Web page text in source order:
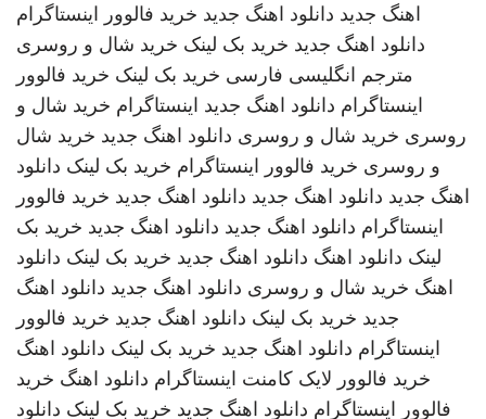
اهنگ جدید دانلود اهنگ جدید خرید فالوور اینستاگرام
دانلود اهنگ جدید خرید بک لینک خرید شال و روسری
مترجم انگلیسی فارسی خرید بک لینک خرید فالوور
اینستاگرام دانلود اهنگ جدید اینستاگرام خرید شال و
روسری خرید شال و روسری دانلود اهنگ جدید خرید شال
و روسری خرید فالوور اینستاگرام خرید بک لینک دانلود
اهنگ جدید دانلود اهنگ جدید دانلود اهنگ جدید خرید فالوور
اینستاگرام دانلود اهنگ جدید دانلود اهنگ جدید خرید بک
لینک دانلود اهنگ دانلود اهنگ جدید خرید بک لینک دانلود
اهنگ خرید شال و روسری دانلود اهنگ جدید دانلود اهنگ
جدید خرید بک لینک دانلود اهنگ جدید خرید فالوور
اینستاگرام دانلود اهنگ جدید خرید بک لینک دانلود اهنگ
خرید فالوور لایک کامنت اینستاگرام دانلود اهنگ خرید
فالوور اینستاگرام دانلود اهنگ جدید خرید بک لینک دانلود